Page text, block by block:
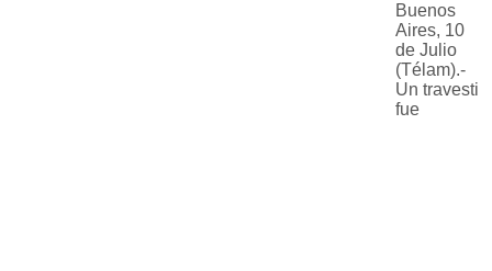
Buenos
Aires, 10
de Julio
(Télam).-
Un travesti
fue